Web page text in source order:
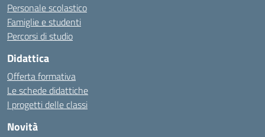
Personale scolastico
Famiglie e studenti
Percorsi di studio
Didattica
Offerta formativa
Le schede didattiche
I progetti delle classi
Novità